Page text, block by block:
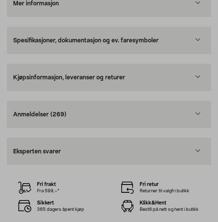
Mer informasjon
Spesifikasjoner, dokumentasjon og ev. faresymboler
Kjøpsinformasjon, leveranser og returer
Anmeldelser (269)
Eksperten svarer
Fri frakt
Fra 599,–*
Fri retur
Returner til valgfri butikk
Sikkert
365 dagers åpent kjøp
Klikk&Hent
Bestill på nett og hent i butikk